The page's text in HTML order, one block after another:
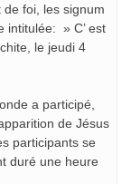
foi, les signum
intitulée: » C’ est
le jeudi 4
a participé,
de Jésus
participants se
duré une heure